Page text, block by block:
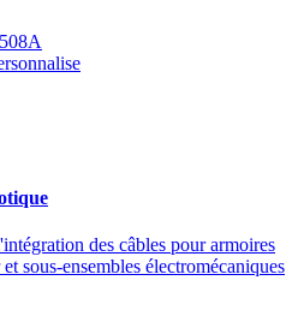
des câbles pour armoires
sous-ensembles électromécaniques